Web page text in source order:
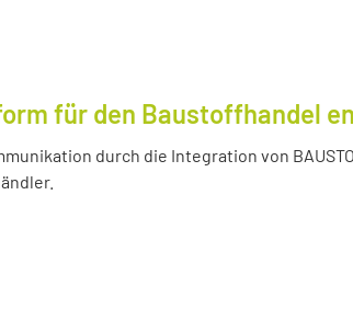
für den Baustoffhandel
durch die Integration von